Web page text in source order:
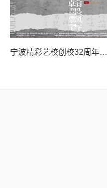
宁波精彩艺校创校32周年 教师书画联展亮相荣宝斋